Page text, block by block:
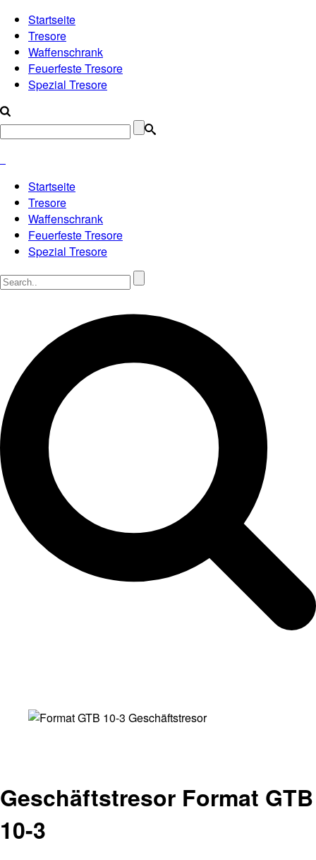
Startseite
Tresore
Waffenschrank
Feuerfeste Tresore
Spezial Tresore
Startseite
Tresore
Waffenschrank
Feuerfeste Tresore
Spezial Tresore
Geschäftstresor Format GTB
10-3